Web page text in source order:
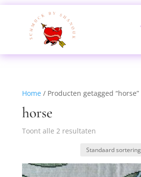
Home/ Producten getagged “horse”
horse
Toont alle 2 resultaten